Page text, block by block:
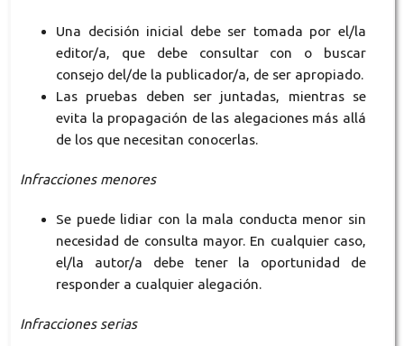
Una decisión inicial debe ser tomada por el/la
editor/a, que debe consultar con o buscar
consejo del/de la publicador/a, de ser apropiado.
Las pruebas deben ser juntadas, mientras se
evita la propagación de las alegaciones más allá
de los que necesitan conocerlas.
Infracciones menores
Se puede lidiar con la mala conducta menor sin
necesidad de consulta mayor. En cualquier caso,
el/la autor/a debe tener la oportunidad de
responder a cualquier alegación.
Infracciones serias